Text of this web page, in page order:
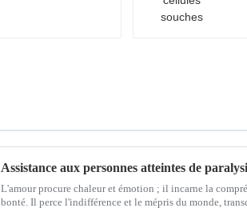
L'amour procure chaleur et émotion ; il incarne la
bonté. Il perce l'indifférence et le mépris du monde,